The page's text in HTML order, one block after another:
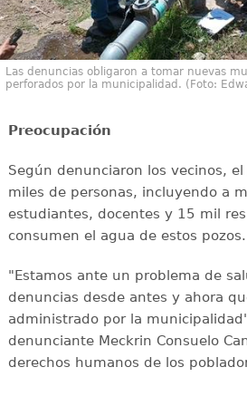
Las denuncias obligaron a tomar nuevas
perforados por la municipalidad. (Foto:
Preocupación
Según denunciaron los vecinos,
miles de personas, incluyendo a
estudiantes, docentes y 15 mil
consumen el agua de estos pozos.
"Estamos ante un problema de
denuncias desde antes y ahora
administrado por la
denunciante Meckrin Consuelo
derechos humanos de los